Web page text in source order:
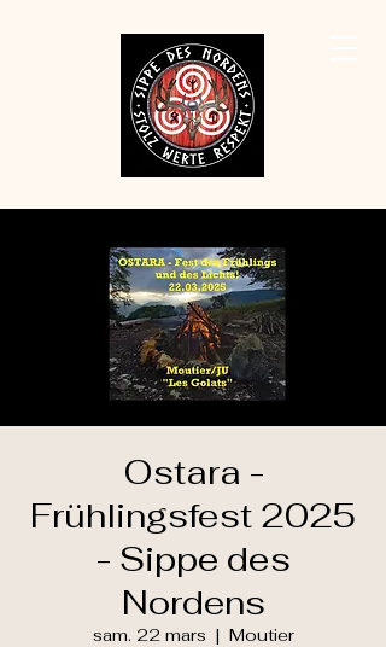
Ostara -
Frühlingsfest 2025
- Sippe des
Nordens
sam. 22 mars
  |
Moutier